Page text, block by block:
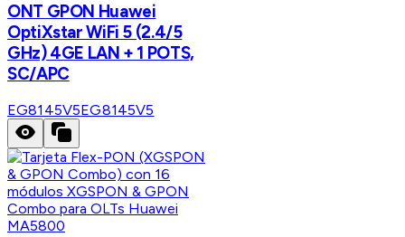
ONT GPON Huawei
OptiXstar WiFi 5 (2.4/5
GHz) 4GE LAN + 1 POTS,
SC/APC
EG8145V5EG8145V5